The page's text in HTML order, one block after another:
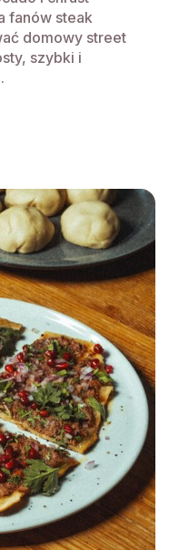
fanów steak
domowy street
szybki i